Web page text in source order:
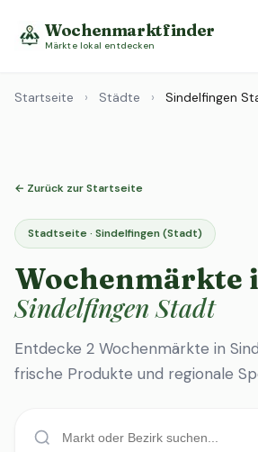
Wochenmarktfinder
Märkte lokal entdecken
Startseite › Städte › Sindelfingen
← Zurück zur Startseite
Stadtseite · Sindelfingen (Stadt)
Wochenmärkte
Sindelfingen Stadt
Entdecke 2 Wochenmärkte in
frische Produkte und regionale